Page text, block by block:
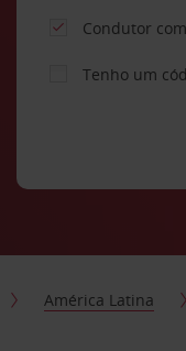
Condutor
Tenho um
América Latina